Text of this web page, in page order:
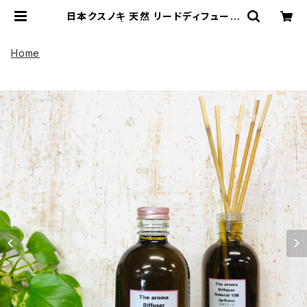
日本クスノキ 天然 リードディフューザ
Home